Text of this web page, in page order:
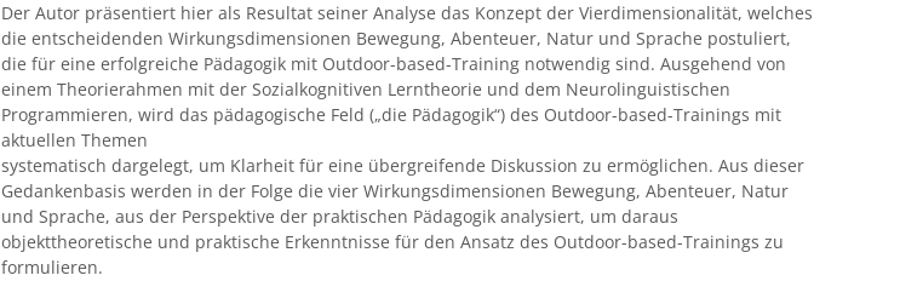
Der Autor präsentiert hier als Resultat seiner Analyse das Konzept der Vierdimensionalität, welches
die entscheidenden Wirkungsdimensionen Bewegung, Abenteuer, Natur und Sprache postuliert,
die für eine erfolgreiche Pädagogik mit Outdoor-based-Training notwendig sind. Ausgehend von
einem Theorierahmen mit der Sozialkognitiven Lerntheorie und dem Neurolinguistischen
Programmieren, wird das pädagogische Feld („die Pädagogik“) des Outdoor-based-Trainings mit
aktuellen Themen
systematisch dargelegt, um Klarheit für eine übergreifende Diskussion zu ermöglichen. Aus dieser
Gedankenbasis werden in der Folge die vier Wirkungsdimensionen Bewegung, Abenteuer, Natur
und Sprache, aus der Perspektive der praktischen Pädagogik analysiert, um daraus
objekttheoretische und praktische Erkenntnisse für den Ansatz des Outdoor-based-Trainings zu
formulieren.